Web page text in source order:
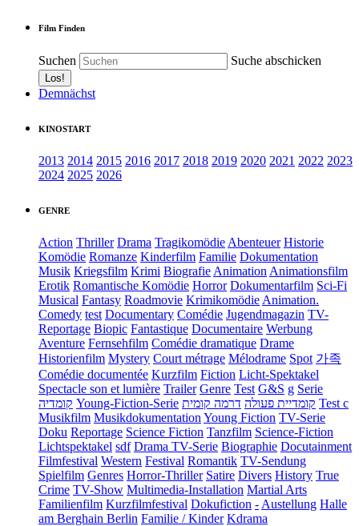
Film Finden
Suchen Suche abschicken
Demnächst
KINOSTART
2013 2014 2015 2016 2017 2018 2019 2020 2021 2022 2023
2024 2025 2026
GENRE
Action Thriller Drama Tragikomödie Abenteuer Historie
Komödie Romanze Kinderfilm Familie Dokumentation
Musik Kriegsfilm Krimi Biografie Animation Animationsfilm
Erotik Romantische Komödie Horror Dokumentarfilm Sci-Fi
Musical Fantasy Roadmovie Krimikomödie Animation.
Comedy test Documentary Comédie Jugendmagazin TV-
Reportage Biopic Fantastique Documentaire Werbung
Aventure Fernsehfilm Comédie dramatique Drame
Historienfilm Mystery Court métrage Mélodrame Spot 가족
Comédie documentée Kurzfilm Fiction Licht-Spektakel
Spectacle son et lumière Trailer Genre Test G&S g Serie
קומדיה Young-Fiction-Serie קומדיית פעולה דרמה קומית
Test c
Musikfilm Musikdokumentation Young Fiction TV-Serie
Doku Reportage Science Fiction Tanzfilm Science-Fiction
Lichtspektakel sdf Drama TV-Serie Biographie Docutainment
Filmfestival Western Festival Romantik TV-Sendung
Spielfilm Genres Horror-Thriller Satire Divers History True
Crime TV-Show Multimedia-Installation Martial Arts
Familienfilm Kurzfilmfestival Dokufiction - Austellung Halle
am Berghain Berlin Familie / Kinder Kdrama